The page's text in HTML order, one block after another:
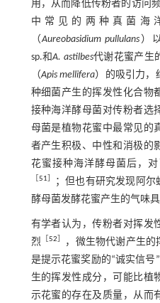
用，从而降低传粉者的访问
中常见的两种真菌海
（Aureobasidium pullulans ）
sp.和A. astilbes代谢花蜜产生
（Apis mellifera）的吸引力，
种细菌产生的挥发性化合物
接种海洋酵母菌对传粉者选
母菌是植物花蜜中最常见的
者产生积极、中性和消极的
花蜜接种海洋酵母菌后，
51 ；但也有研究发现阿尔
酵母菌发酵花蜜产生的气味
有学者认为，传粉者对挥发
烈
52
，微生物代谢产生的
是提示花蜜奖励的“诚实信号”
生的挥发性成分，可能比植
示花蜜的存在及质量，从而